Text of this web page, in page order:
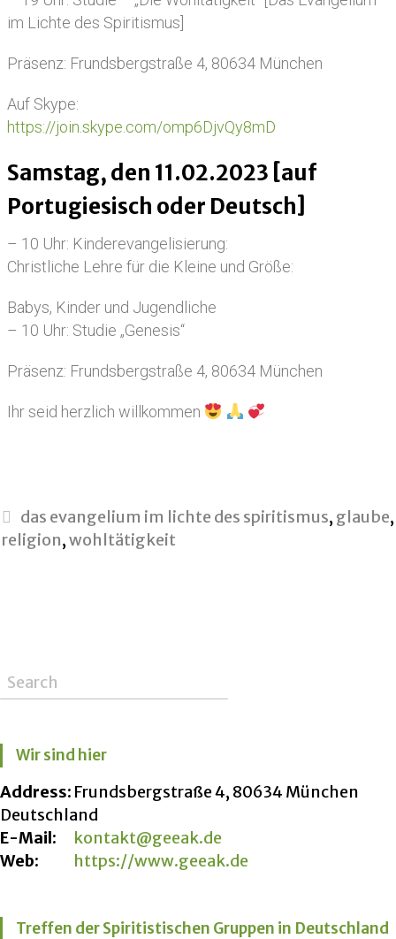
im Lichte des Spiritismus]
Präsenz: Frundsbergstraße 4, 80634 München
Auf Skype:
https://join.skype.com/omp6DjvQy8mD
Samstag, den 11.02.2023 [auf
Portugiesisch oder Deutsch]
– 10 Uhr: Kinderevangelisierung:
Christliche Lehre für die Kleine und Größe:
Babys, Kinder und Jugendliche
– 10 Uhr: Studie „Genesis“
Präsenz: Frundsbergstraße 4, 80634 München
Ihr seid herzlich willkommen
das evangelium im lichte des spiritismus, glaube,
religion,wohltätigkeit
Wir sind hier
Address: Frundsbergstraße 4, 80634 München
Deutschland
E-Mail:
kontakt@geeak.de
Web:
https://www.geeak.de
Treffen der Spiritistischen Gruppen in Deutschland